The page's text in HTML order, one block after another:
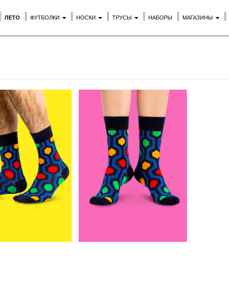
ЛЕТО ФУТБОЛКИ НОСКИ ТРУСЫ НАБОРЫ МАГАЗИНЫ